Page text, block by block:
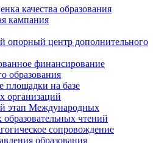
качества образования
кампания
опорный центр дополнительного
финансирование
образования
на базе
организаций
этап Международных
образовательных чтений
сопровождение
образования